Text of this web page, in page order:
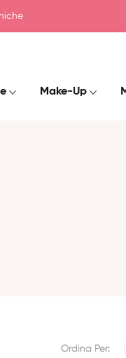
Make-Up
Ordina Per: